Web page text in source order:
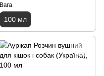
Вага
100 мл